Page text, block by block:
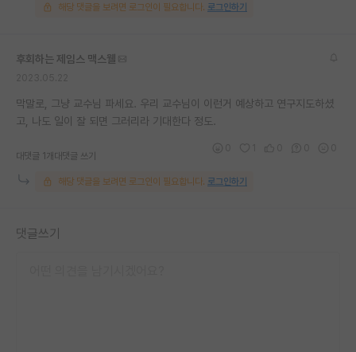
해당 댓글을 보려면 로그인이 필요합니다. 로그인하기
후회하는 제임스 맥스웰
막말로, 그냥 교수님 파세요. 우리 교수님이 이런거 예상하고 연구지도하셨
고, 나도 일이 잘 되면 그러리라 기대한다 정도.
대댓글 1개 대댓글 쓰기
해당 댓글을 보려면 로그인이 필요합니다. 로그인하기
댓글쓰기